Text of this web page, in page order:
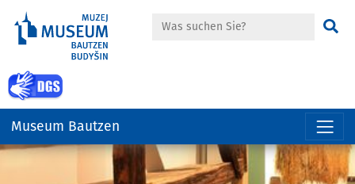
Hauptregion
Suche
Museum Bautzen